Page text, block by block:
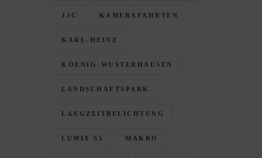
JJC KAMERAFAHRTEN
KARL-HEINZ
KOENIG-WUSTERHAUSEN
LANDSCHAFTSPARK
LANGZEITBELICHTUNG
LUMIX S5 MAKRO